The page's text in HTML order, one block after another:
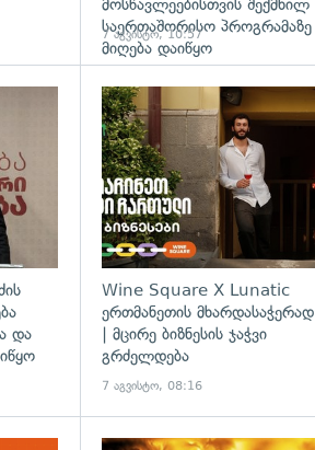
მოსწავლეებისთვის შექმნილ
საერთაშორისო პროგრამაზე
მიღება დაიწყო
7 აგვისტო, 10:57
გადახედვა
და
Wine Square X Lunatic
ერთმანეთის მხარდასაჭერად
| მცირე ბიზნესის ჯაჭვი
გრძელდება
7 აგვისტო, 08:16